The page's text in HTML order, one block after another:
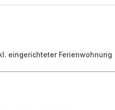
eingerichteter Ferienwohnung